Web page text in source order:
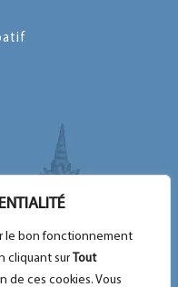
le bon fonctionnement
cliquant sur Tout
de ces cookies. Vous
par